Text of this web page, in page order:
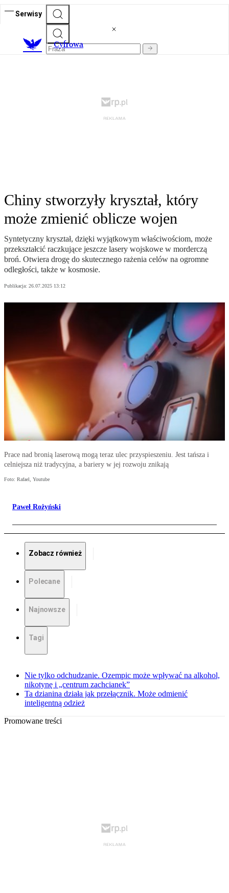
Serwisy
Cyfrowa
Chiny stworzyły kryształ, który
może zmienić oblicze wojen
Syntetyczny kryształ, dzięki wyjątkowym właściwościom, może
przekształcić raczkujące jeszcze lasery wojskowe w morderczą
broń. Otwiera drogę do skutecznego rażenia celów na ogromne
odległości, także w kosmosie.
Publikacja: 26.07.2025 13:12
Prace nad bronią laserową mogą teraz ulec przyspieszeniu. Jest tańsza i
celniejsza niż tradycyjna, a bariery w jej rozwoju znikają
Foto: Rafael, Youtube
Paweł Rożyński
Zobacz również
Polecane
Najnowsze
Tagi
Nie tylko odchudzanie. Ozempic może wpływać na alkohol,
nikotynę i „centrum zachcianek”
Ta dzianina działa jak przełącznik. Może odmienić
inteligentną odzież
Promowane treści